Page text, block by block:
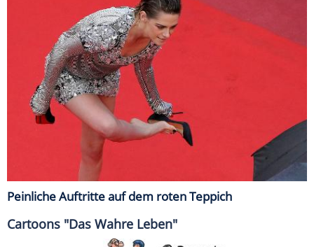
Peinliche Auftritte auf dem roten Teppich
Cartoons "Das Wahre Leben"